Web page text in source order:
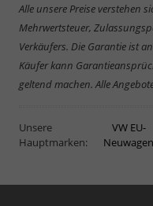
Alle unsere Preise verstehen
Mehrwertsteuer,
Verkäufers. Die Garantie ist
Käufer kann
geltend machen. Alle
Unsere
Hauptmarken:
VW EU-
Neuwagen